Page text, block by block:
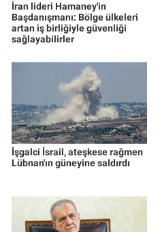
İran lideri Hamaney'in
Başdanışmanı: Bölge ülkeleri
artan iş birliğiyle güvenliği
sağlayabilirler
İşgalci İsrail, ateşkese rağmen
Lübnan'ın güneyine saldırdı